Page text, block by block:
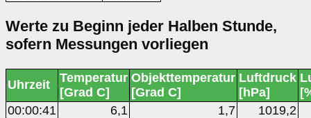
Werte zu Beginn jeder Halben Stunde,
sofern Messungen vorliegen
Uhrzeit
Temperatur
[Grad C]
Objekttemperatur
[Grad C]
Luftdruck
[hPa]
00:00:41
6,1 1,7
1019,2